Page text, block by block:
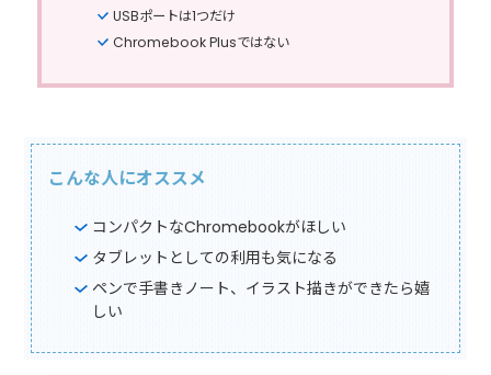
USBポートは1つだけ
Chromebook Plusではない
こんな人にオススメ
コンパクトなChromebookがほしい
タブレットとしての利用も気になる
ペンで手書きノート、イラスト描きができたら嬉
しい